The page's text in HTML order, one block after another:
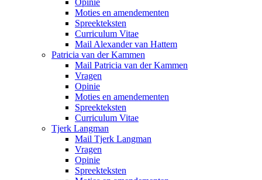
Opinie
Moties en amendementen
Spreekteksten
Curriculum Vitae
Mail Alexander van Hattem
Patricia van der Kammen
Mail Patricia van der Kammen
Vragen
Opinie
Moties en amendementen
Spreekteksten
Curriculum Vitae
Tjerk Langman
Mail Tjerk Langman
Vragen
Opinie
Spreekteksten